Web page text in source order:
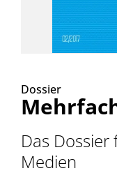
Dossier
Das
Medien